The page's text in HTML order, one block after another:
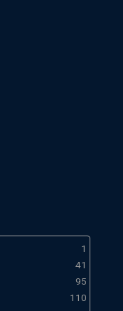
1
41
95
110